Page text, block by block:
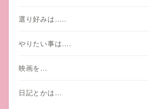
選り好みは…..
やりたい事は….
映画を…
日記とかは…